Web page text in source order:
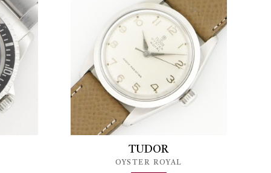
TUDOR
OYSTER ROYAL